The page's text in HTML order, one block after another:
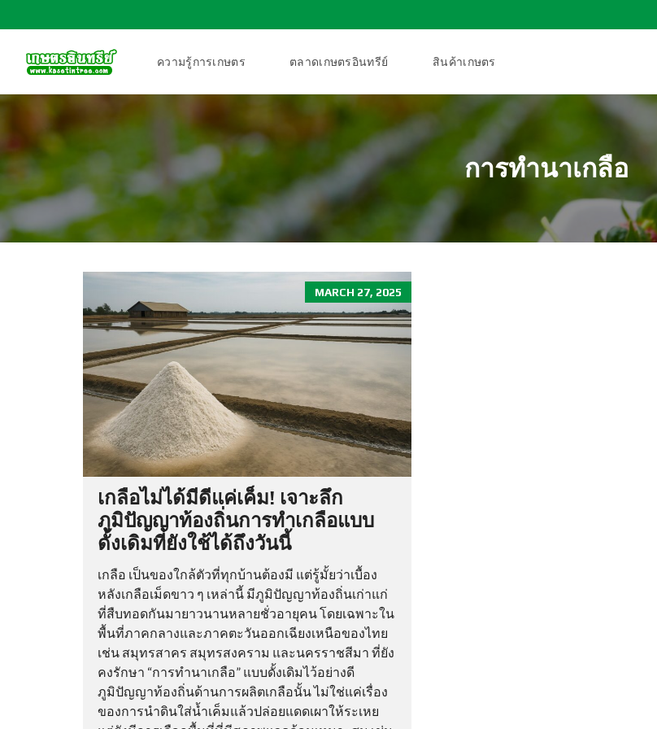
ความรู้การเกษตร ตลาดเกษตรอินทรีย์ สินค้าเกษตร
การทำนาเกลือ
MARCH 27, 2025
เกลือไม่ได้มีดีแค่เค็ม! เจาะลึก
ภูมิปัญญาท้องถิ่นการทำเกลือแบบ
ดั้งเดิมที่ยังใช้ได้ถึงวันนี้
เกลือ เป็นของใกล้ตัวที่ทุกบ้านต้องมี แต่รู้มั้ยว่าเบื้อง
หลังเกลือเม็ดขาว ๆ เหล่านี้ มีภูมิปัญญาท้องถิ่นเก่าแก่
ที่สืบทอดกันมายาวนานหลายชั่วอายุคน โดยเฉพาะใน
พื้นที่ภาคกลางและภาคตะวันออกเฉียงเหนือของไทย
เช่น สมุทรสาคร สมุทรสงคราม และนครราชสีมา ที่ยัง
คงรักษา “การทำนาเกลือ” แบบดั้งเดิมไว้อย่างดี
ภูมิปัญญาท้องถิ่นด้านการผลิตเกลือนั้น ไม่ใช่แค่เรื่อง
ของการนำดินใส่น้ำเค็มแล้วปล่อยแดดเผาให้ระเหย